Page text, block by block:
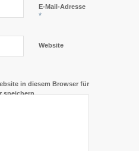
E-Mail-Adresse
*
Website
in diesem Browser für
speichern.